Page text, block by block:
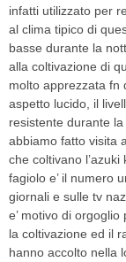
infatti utilizzato per
al clima tipico di
basse durante la
alla coltivazione di
molto apprezzata fn
aspetto lucido, il
resistente durante
abbiamo fatto visita
che coltivano
fagiolo e’ il numero
giornali e sulle tv
e’ motivo di
la coltivazione ed il
hanno accolto nella